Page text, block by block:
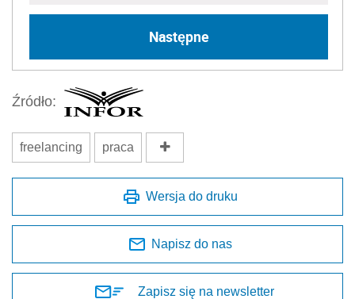
9 - tylko jeśli pracodawca wyrazi na to zgodę
Źródło:
Wersja do druku